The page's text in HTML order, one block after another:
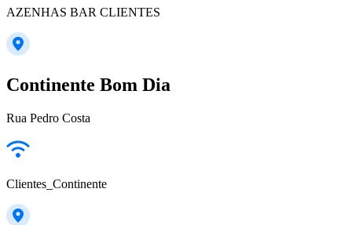
AZENHAS BAR CLIENTES
Continente Bom Dia
Rua Pedro Costa
Clientes_Continente